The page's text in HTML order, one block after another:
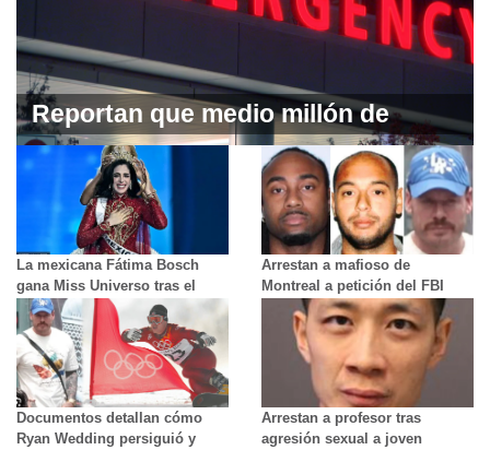
Reportan que medio millón de
pacientes abandonaron los
hospitales sin poder ver a un
médico
La mexicana Fátima Bosch
gana Miss Universo tras el
escándalo por su humillación
durante el polémico certamen
Arrestan a mafioso de
Montreal a petición del FBI
Documentos detallan cómo
Ryan Wedding persiguió y
Arrestan a profesor tras
agresión sexual a joven